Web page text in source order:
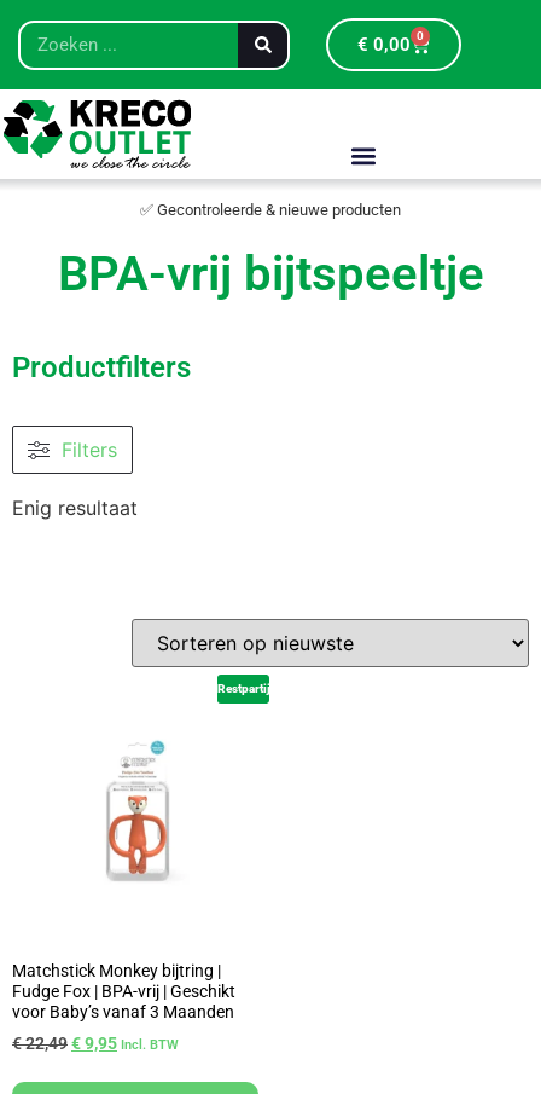
€ 0,00 0
✅ Gecontroleerde & nieuwe producten
BPA-vrij bijtspeeltje
Productfilters
Filters
Enig resultaat
Restpartij
Matchstick Monkey bijtring |
Fudge Fox | BPA-vrij | Geschikt
voor Baby’s vanaf 3 Maanden
€22,49€9,95 Incl. BTW